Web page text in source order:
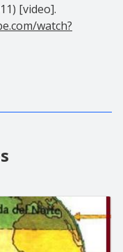
[video].
watch?